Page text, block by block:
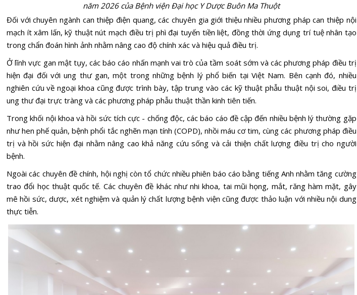
năm 2026 của Bệnh viện Đại học Y Dược Buôn Ma Thuột
Đối với chuyên ngành can thiệp điện quang, các chuyên gia giới thiệu nhiều phương pháp can thiệp nội
mạch ít xâm lấn, kỹ thuật nút mạch điều trị phì đại tuyến tiền liệt, đồng thời ứng dụng trí tuệ nhân tạo
trong chẩn đoán hình ảnh nhằm nâng cao độ chính xác và hiệu quả điều trị.
Ở lĩnh vực gan mật tụy, các báo cáo nhấn mạnh vai trò của tầm soát sớm và các phương pháp điều trị
hiện đại đối với ung thư gan, một trong những bệnh lý phổ biến tại Việt Nam. Bên cạnh đó, nhiều
nghiên cứu về ngoại khoa cũng được trình bày, tập trung vào các kỹ thuật phẫu thuật nội soi, điều trị
ung thư đại trực tràng và các phương pháp phẫu thuật thần kinh tiên tiến.
Trong khối nội khoa và hồi sức tích cực - chống độc, các báo cáo đề cập đến nhiều bệnh lý thường gặp
như hen phế quản, bệnh phổi tắc nghẽn mạn tính (COPD), nhồi máu cơ tim, cùng các phương pháp điều
trị và hồi sức hiện đại nhằm nâng cao khả năng cứu sống và cải thiện chất lượng điều trị cho người
bệnh.
Ngoài các chuyên đề chính, hội nghị còn tổ chức nhiều phiên báo cáo bằng tiếng Anh nhằm tăng cường
trao đổi học thuật quốc tế. Các chuyên đề khác như nhi khoa, tai mũi họng, mắt, răng hàm mặt, gây
mê hồi sức, dược, xét nghiệm và quản lý chất lượng bệnh viện cũng được thảo luận với nhiều nội dung
thực tiễn.